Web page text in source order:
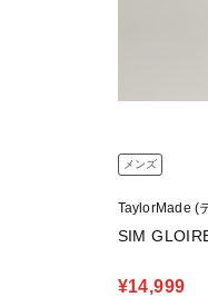
メンズ
TaylorMade (
SIM
¥14,999